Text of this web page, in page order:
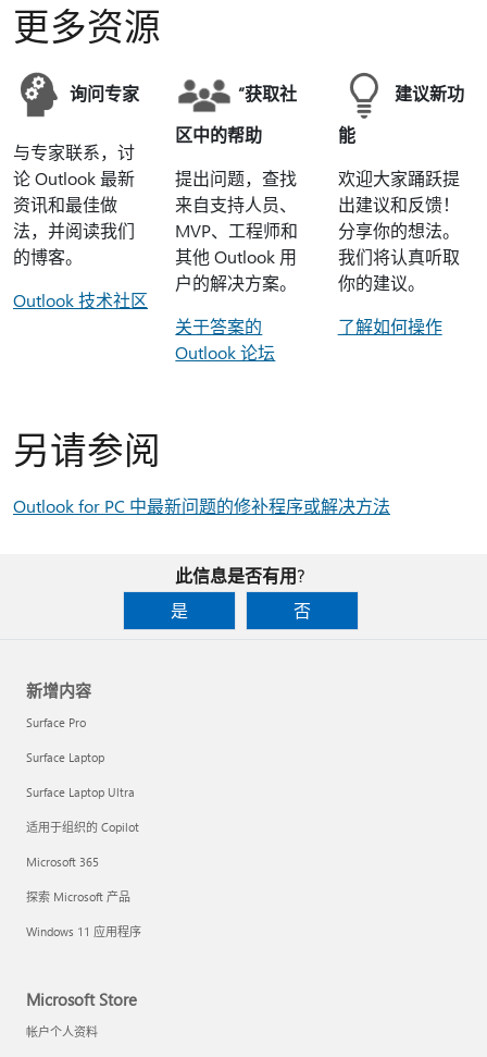
更多资源
询问专家
与专家联系，讨
论 Outlook 最新
资讯和最佳做
法，并阅读我们
的博客。
Outlook 技术社区
”获取社
区中的帮助
提出问题，查找
来自支持人员、
MVP、工程师和
其他 Outlook 用
户的解决方案。
关于答案的
Outlook 论坛
建议新功
能
欢迎大家踊跃提
出建议和反馈！
分享你的想法。
我们将认真听取
你的建议。
了解如何操作
另请参阅
Outlook for PC 中最新问题的修补程序或解决方法
此信息是否有用?
是
否
新增内容
Surface Pro
Surface Laptop
Surface Laptop Ultra
适用于组织的 Copilot
Microsoft 365
探索 Microsoft 产品
Windows 11 应用程序
Microsoft Store
帐户个人资料